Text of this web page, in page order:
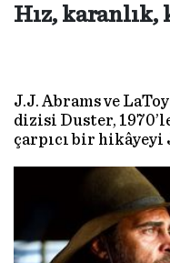
Hız, karanlık,
J.J. Abrams ve
dizisi Duster,
çarpıcı bir hikâyeyi
yaratıcıları ve
yapımı anlattı.